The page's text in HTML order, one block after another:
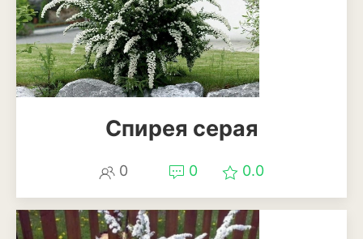
Анемона
Астильба
Астра
Герань
Спирея серая
0 0 0.0